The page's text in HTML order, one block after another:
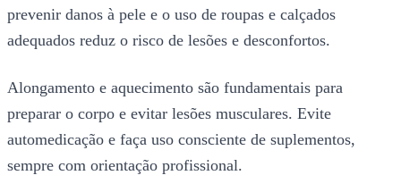
prevenir danos à pele e o uso de roupas e calçados
adequados reduz o risco de lesões e desconfortos.
Alongamento e aquecimento são fundamentais para
preparar o corpo e evitar lesões musculares. Evite
automedicação e faça uso consciente de suplementos,
sempre com orientação profissional.